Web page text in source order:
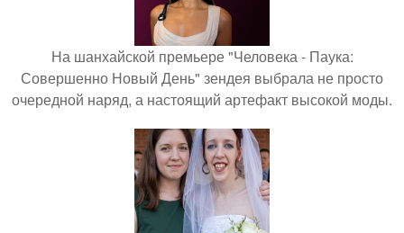
На шанхайской премьере "Человека - Паука:
Совершенно Новый День" зендея выбрала не просто
очередной наряд, а настоящий артефакт высокой моды.